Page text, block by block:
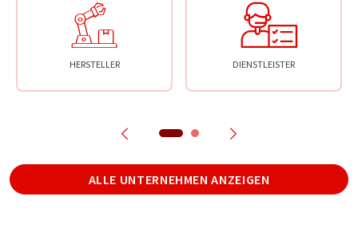
HERSTELLER DIENSTLEISTER
ALLE UNTERNEHMEN ANZEIGEN